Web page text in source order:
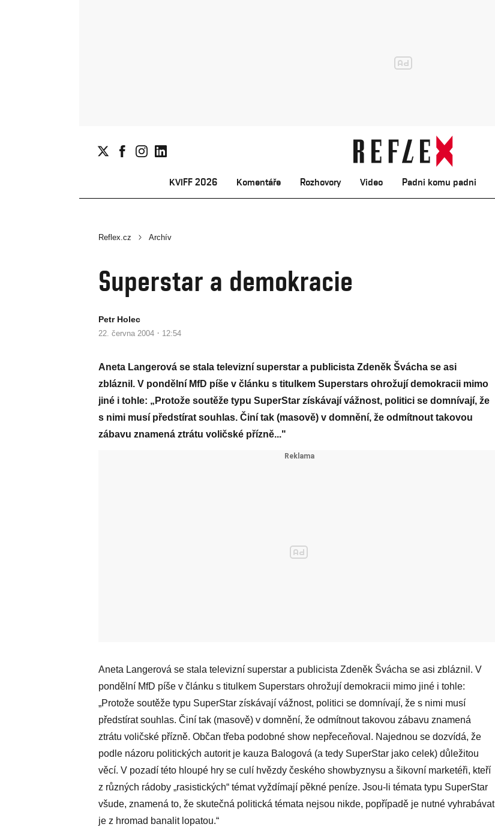
KVIFF 2026 Komentáře Rozhovory Video Padni komu padni
Reflex.cz Archív
Superstar a demokracie
Petr Holec
22. června 2004 · 12:54
Aneta Langerová se stala televizní superstar a publicista Zdeněk Švácha se asi
zbláznil. V pondělní MfD píše v článku s titulkem Superstars ohrožují demokracii mimo
jiné i tohle: „Protože soutěže typu SuperStar získávají vážnost, politici se domnívají, že
s nimi musí předstírat souhlas. Činí tak (masově) v domnění, že odmítnout takovou
zábavu znamená ztrátu voličské přízně..."
Aneta Langerová se stala televizní superstar a publicista Zdeněk Švácha se asi zbláznil. V
pondělní MfD píše v článku s titulkem Superstars ohrožují demokracii mimo jiné i tohle:
„Protože soutěže typu SuperStar získávají vážnost, politici se domnívají, že s nimi musí
předstírat souhlas. Činí tak (masově) v domnění, že odmítnout takovou zábavu znamená
ztrátu voličské přízně. Občan třeba podobné show nepřeceňoval. Najednou se dozvídá, že
podle názoru politických autorit je kauza Balogová (a tedy SuperStar jako celek) důležitou
věcí. V pozadí této hloupé hry se culí hvězdy českého showbyznysu a šikovní marketéři, kteří
z různých rádoby „rasistických“ témat vyždímají pěkné peníze. Jsou-li témata typu SuperStar
všude, znamená to, že skutečná politická témata nejsou nikde, popřípadě je nutné vyhrabávat
je z hromad banalit lopatou.“